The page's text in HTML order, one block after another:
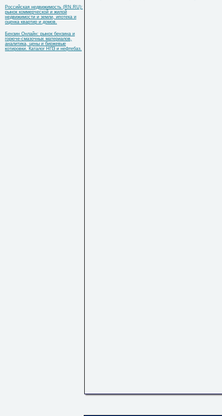
Российская недвижимость (RN.RU):
рынок коммерческой и жилой
недвижимости и земли, ипотека и
оценка квартир и домов.
Бензин Онлайн: рынок бензина и
горюче-смазочных материалов,
аналитика, цены и биржевые
котировки. Каталог НПЗ и нефтебаз.